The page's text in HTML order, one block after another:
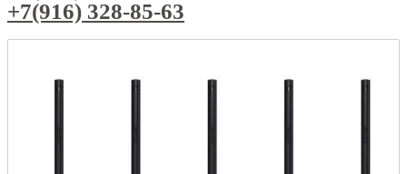
+7(916) 328-85-63